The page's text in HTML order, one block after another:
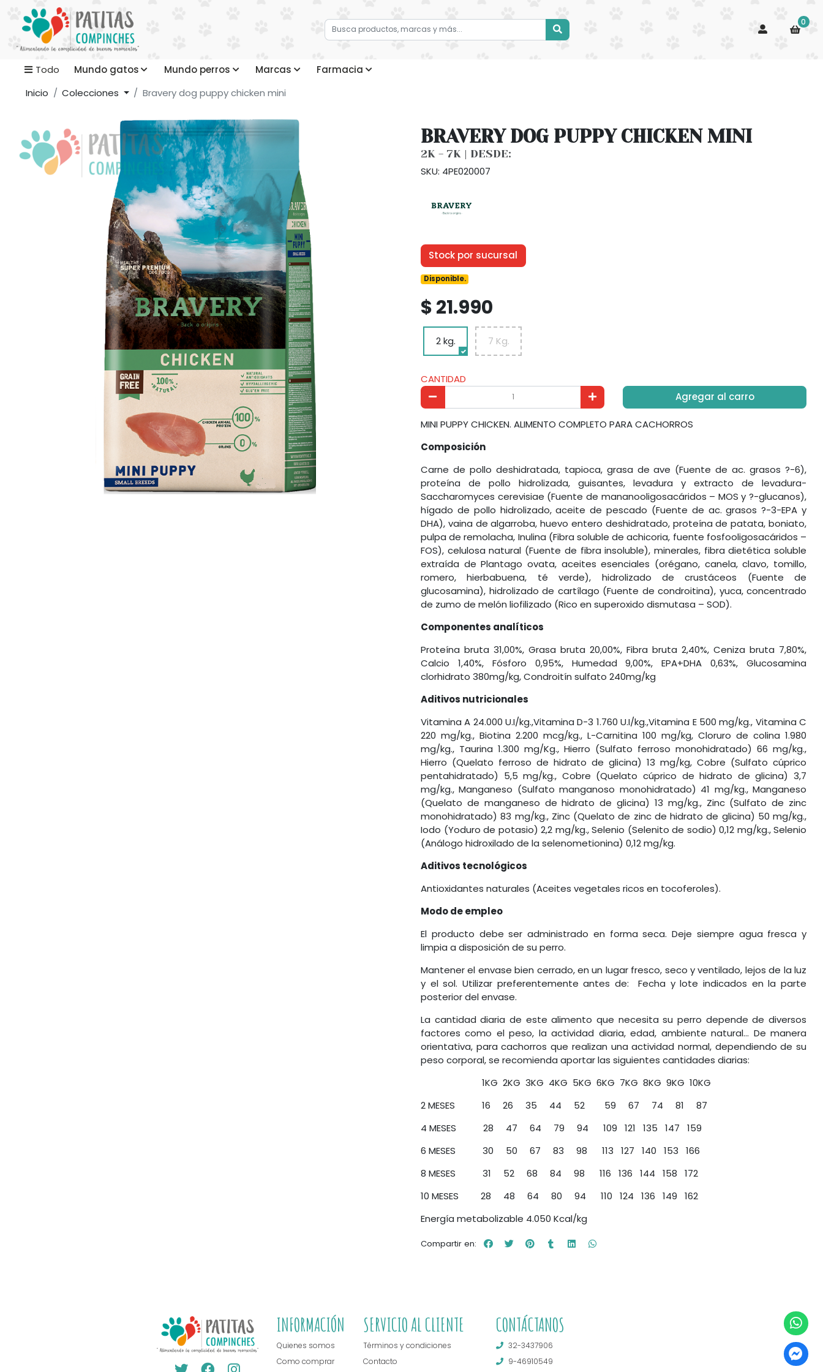
0
Todo Mundo gatos Mundo perros Marcas
Farmacia
Inicio
Colecciones Bravery dog puppy chicken mini
BRAVERY DOG PUPPY CHICKEN MINI
2K - 7K | DESDE:
SKU: 4PE020007
Stock por sucursal
Disponible.
$ 21.990
2 kg. 7 Kg.
CANTIDAD
Agregar al carro
MINI PUPPY CHICKEN. ALIMENTO COMPLETO PARA CACHORROS
Composición
Carne de pollo deshidratada, tapioca, grasa de ave (Fuente de ac. grasos ?-6),
proteína de pollo hidrolizada, guisantes, levadura y extracto de levadura-
Saccharomyces cerevisiae (Fuente de mananooligosacáridos – MOS y ?-glucanos),
hígado de pollo hidrolizado, aceite de pescado (Fuente de ac. grasos ?-3-EPA y
DHA), vaina de algarroba, huevo entero deshidratado, proteína de patata, boniato,
pulpa de remolacha, Inulina (Fibra soluble de achicoria, fuente fosfooligosacáridos –
FOS), celulosa natural (Fuente de fibra insoluble), minerales, fibra dietética soluble
extraída de Plantago ovata, aceites esenciales (orégano, canela, clavo, tomillo,
romero, hierbabuena, té verde), hidrolizado de crustáceos (Fuente de
glucosamina), hidrolizado de cartílago (Fuente de condroitina), yuca, concentrado
de zumo de melón liofilizado (Rico en superoxido dismutasa – SOD).
Componentes analíticos
Proteína bruta 31,00%, Grasa bruta 20,00%, Fibra bruta 2,40%, Ceniza bruta 7,80%,
Calcio 1,40%, Fósforo 0,95%, Humedad 9,00%, EPA+DHA 0,63%, Glucosamina
clorhidrato 380mg/kg, Condroitín sulfato 240mg/kg
Aditivos nutricionales
Vitamina A 24.000 U.I/kg.,Vitamina D-3 1.760 U.I/kg.,Vitamina E 500 mg/kg., Vitamina C
220 mg/kg., Biotina 2.200 mcg/kg., L-Carnitina 100 mg/kg, Cloruro de colina 1.980
mg/kg., Taurina 1.300 mg/Kg., Hierro (Sulfato ferroso monohidratado) 66 mg/kg.,
Hierro (Quelato ferroso de hidrato de glicina) 13 mg/kg, Cobre (Sulfato cúprico
pentahidratado) 5,5 mg/kg., Cobre (Quelato cúprico de hidrato de glicina) 3,7
mg/kg., Manganeso (Sulfato manganoso monohidratado) 41 mg/kg., Manganeso
(Quelato de manganeso de hidrato de glicina) 13 mg/kg., Zinc (Sulfato de zinc
monohidratado) 83 mg/kg., Zinc (Quelato de zinc de hidrato de glicina) 50 mg/kg.,
Iodo (Yoduro de potasio) 2,2 mg/kg., Selenio (Selenito de sodio) 0,12 mg/kg., Selenio
(Análogo hidroxilado de la selenometionina) 0,12 mg/kg.
Aditivos tecnológicos
Antioxidantes naturales (Aceites vegetales ricos en tocoferoles).
Modo de empleo
El producto debe ser administrado en forma seca. Deje siempre agua fresca y
limpia a disposición de su perro.
Mantener el envase bien cerrado, en un lugar fresco, seco y ventilado, lejos de la luz
y el sol. Utilizar preferentemente antes de: Fecha y lote indicados en la parte
posterior del envase.
La cantidad diaria de este alimento que necesita su perro depende de diversos
factores como el peso, la actividad diaria, edad, ambiente natural… De manera
orientativa, para cachorros que realizan una actividad normal, dependiendo de su
peso corporal, se recomienda aportar las siguientes cantidades diarias:
1KG 2KG 3KG 4KG 5KG 6KG 7KG 8KG 9KG 10KG
2 MESES 16 26 35 44 52 59 67 74 81 87
4 MESES 28 47 64 79 94 109 121 135 147 159
6 MESES 30 50 67 83 98 113 127 140 153 166
8 MESES 31 52 68 84 98 116 136 144 158 172
10 MESES 28 48 64 80 94 110 124 136 149 162
Energía metabolizable 4.050 Kcal/kg
Compartir en:
INFORMACIÓN
Quienes somos
Como comprar
SERVICIO AL CLIENTE
Términos y condiciones
Contacto
CONTÁCTANOS
32-3437906
9-46910549